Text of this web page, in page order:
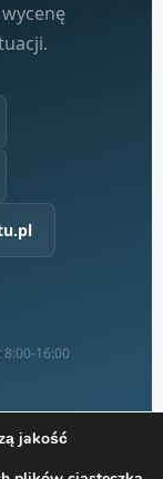
8:00-16:00
jakość